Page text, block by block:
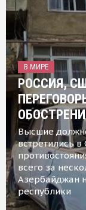
В МИРЕ
РОССИЯ,
Высшие
встретились
всего за
Азербайджан
республики